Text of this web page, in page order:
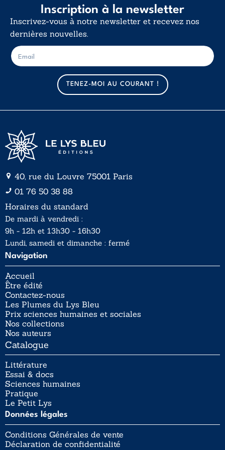
Inscription à la newsletter
Inscrivez-vous à notre newsletter et recevez nos
dernières nouvelles.
m
a
i
l
E
-
m
TENEZ-MOI AU COURANT !
40, rue du Louvre 75001 Paris
01 76 50 38 88
Horaires du standard
De mardi à vendredi :
9h - 12h et 13h30 - 16h30
Lundi, samedi et dimanche : fermé
Navigation
Accueil
Être édité
Contactez-nous
Les Plumes du Lys Bleu
Prix sciences humaines et sociales
Nos collections
Nos auteurs
Catalogue
Littérature
Essai & docs
Sciences humaines
Pratique
Le Petit Lys
Données légales
Conditions Générales de vente
Déclaration de confidentialité